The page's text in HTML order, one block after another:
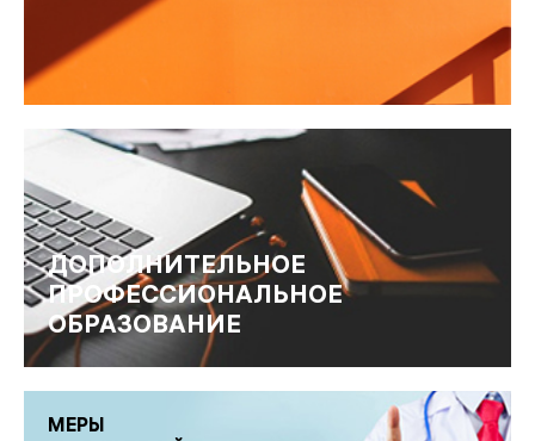
ДОПОЛНИТЕЛЬНОЕ
ПРОФЕССИОНАЛЬНОЕ
ОБРАЗОВАНИЕ
МЕРЫ